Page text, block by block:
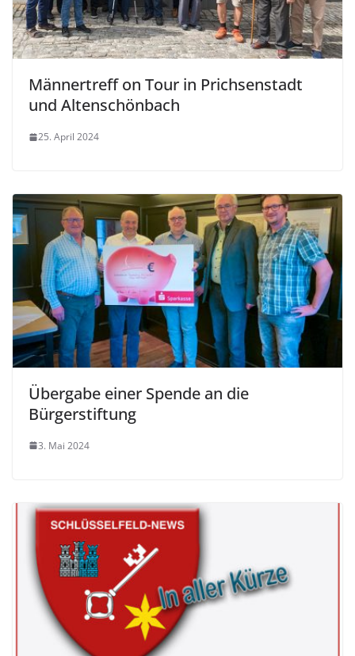
Männertreff on Tour in Prichsenstadt
und Altenschönbach
25. April 2024
Übergabe einer Spende an die
Bürgerstiftung
3. Mai 2024